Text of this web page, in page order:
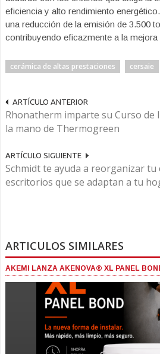
eficiencia y alto rendimiento
una reducción de la emisión de 3.500
contribuyendo eficazmente a la mejora
cerámica de altas prestaciones cersaie
ARTÍCULO ANTERIOR
Rhonatherm imparte su Curso de
la mano de Thermogreen
ARTÍCULO SIGUIENTE
Schmidt te ayuda a reorganizar tu
escritorios que se adaptan a tu
ARTICULOS SIMILARES
AKEMI LANZA AKENOVA® XL PANEL